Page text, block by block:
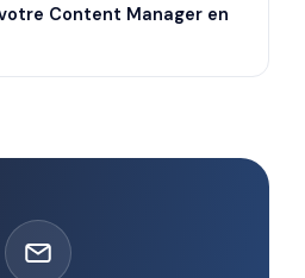
Content Manager en